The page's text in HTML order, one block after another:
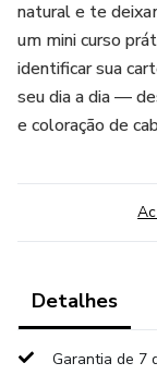
natural e te
um mini curso
identificar sua
seu dia a dia —
e coloração de
Detalhes
Garantia de 7